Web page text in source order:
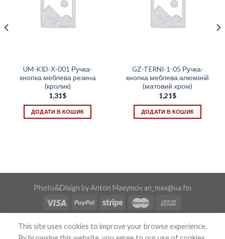
UM-KID-Х-001 Ручка-
кнопка меблева резина
(кролик)
1,31$
ДОДАТИ В КОШИК
GZ-TERNI-1-05 Ручка-
кнопка меблева алюміній
(матовий хром)
1,21$
ДОДАТИ В КОШИК
Photo&Disign by Anton Maxymov an_max@ua.fm
This site uses cookies to improve your browse experience.